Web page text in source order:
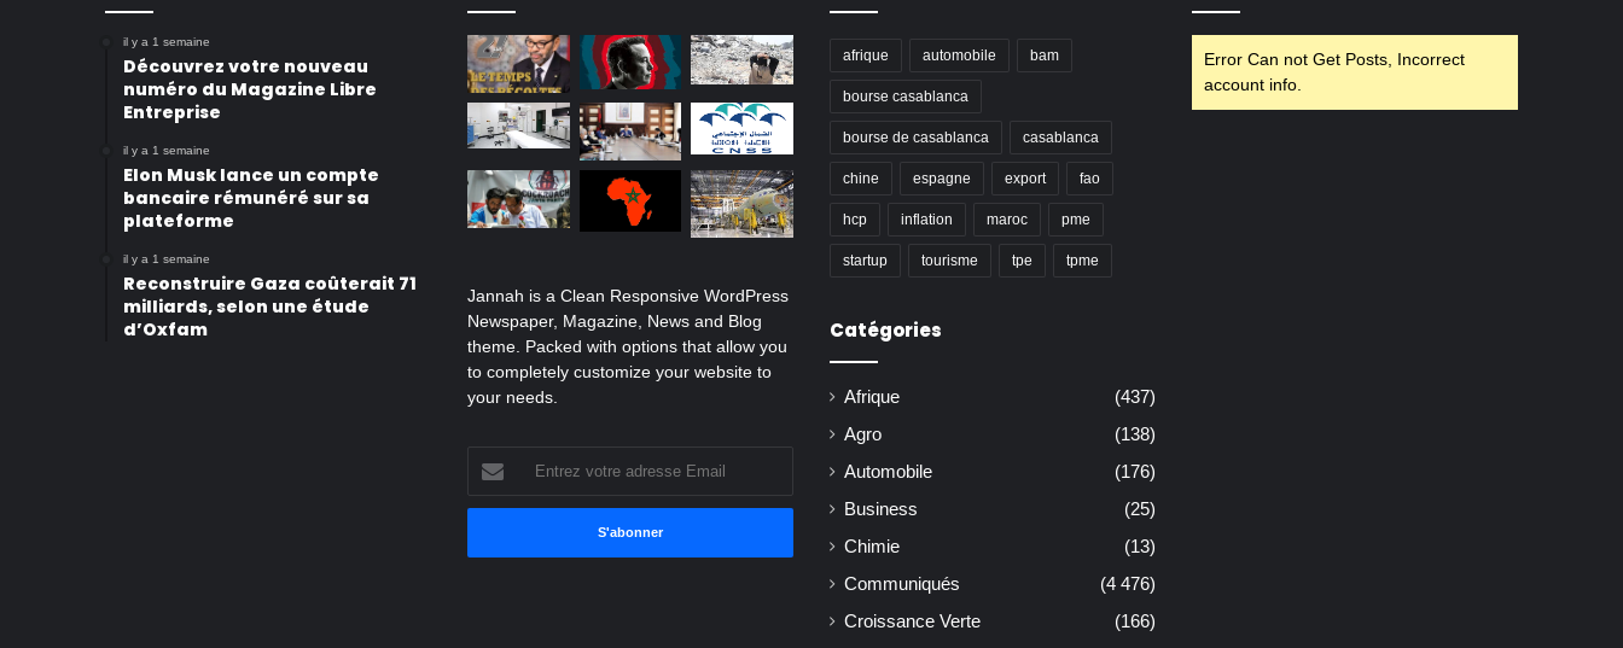
il y a 1 semaine
Découvrez votre nouveau
numéro du Magazine Libre
Entreprise
il y a 1 semaine
Elon Musk lance un compte
bancaire rémunéré sur sa
plateforme
il y a 1 semaine
Reconstruire Gaza coûterait 71
milliards, selon une étude
d’Oxfam
Jannah is a Clean Responsive WordPress
Newspaper, Magazine, News and Blog
theme. Packed with options that allow you
to completely customize your website to
your needs.
Entrez
votre
adresse
afrique automobile bam
bourse casablanca
bourse de casablanca casablanca
chine espagne export fao
hcp inflation maroc pme
startup tourisme tpe tpme
Catégories
Afrique
(437)
Agro
(138)
Automobile
(176)
Business
(25)
Chimie
(13)
Communiqués
(4 476)
Croissance Verte
(166)
Error Can not Get Posts, Incorrect
account info.